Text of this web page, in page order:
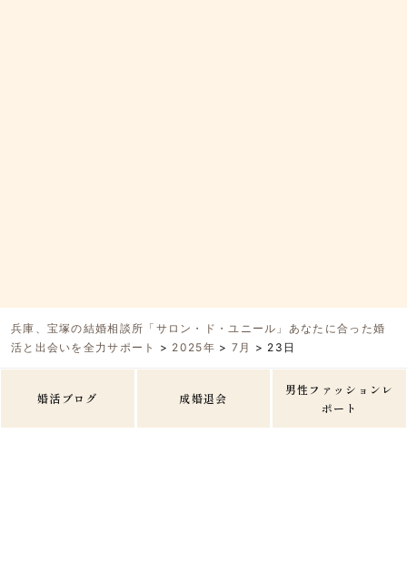
兵庫、宝塚の結婚相談所「サロン・ド・ユニール」あなたに合った婚
活と出会いを全力サポート
> 2025年 > 7月 > 23日
婚活ブログ 成婚退会
男性ファッションレ
ポート